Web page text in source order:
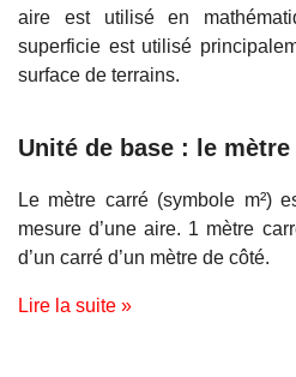
aire est utilisé en
superficie est utilisé
surface de terrains.
Unité de base : le
Le mètre carré (symbole m²)
mesure d’une aire. 1 mètre
d’un carré d’un mètre de côté.
Lire la suite »